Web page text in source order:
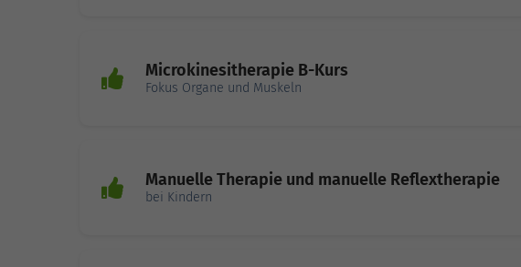
Microkinesitherapie B-Kurs
Fokus Organe und Muskeln
Manuelle Therapie und manuelle Reflextherapie
bei Kindern